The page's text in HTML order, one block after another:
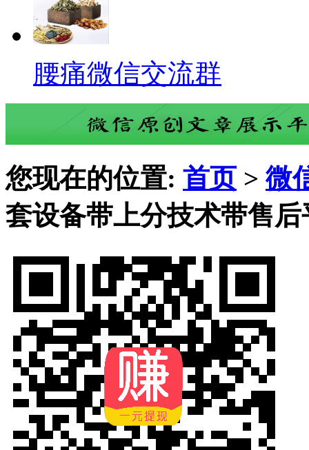
腰痛微信交流群
您现在的位置: 首页 >微
套设备带上分技术带售